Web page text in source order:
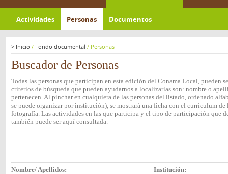
Actividades Personas Documentos
> Inicio / Fondo documental / Personas
Buscador de Personas
Todas las personas que participan en esta edición del Conama Local, pueden
criterios de búsqueda que pueden ayudarnos a localizarlas son: nombre o
pertenecen. Al pinchar en cualquiera de las personas del listado, ordenado
se puede organizar por institución), se mostrará una ficha con el currículum de
fotografía. Las actividades en las que participa y el tipo de participación que
también puede ser aquí consultada.
Nombre/ Apellidos: Institución: